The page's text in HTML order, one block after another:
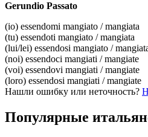
Gerundio Passato
(io) essendomi mangiato / mangiata
(tu) essendoti mangiato / mangiata
(lui/lei) essendosi mangiato /
(noi) essendoci mangiati / mangiate
(voi) essendovi mangiati / mangiate
(loro) essendosi mangiati / mangiate
Нашли ошибку или неточность?
Популярные